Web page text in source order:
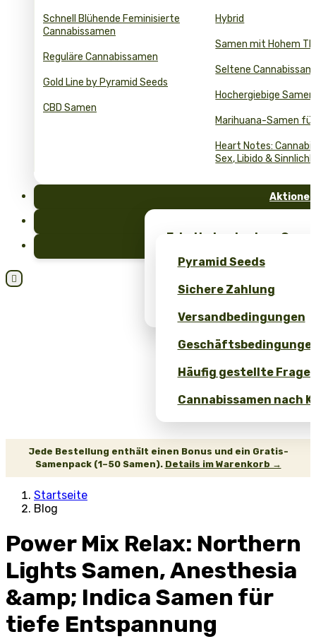
Schnell Blühende Feminisierte
Cannabissamen
Reguläre Cannabissamen
Gold Line by Pyramid Seeds
CBD Samen
Hybrid
Samen mit Hohem
Seltene
Hochergiebige Samen
Marihuana-Samen
Heart Notes:
Sex, Libido &
Aktionen
Erhalte kostenlose
Seeds!
Erhalten Sie 10 %
Pyramid Seeds
Sichere Zahlung
Versandbedingungen
Häufig gestellte Fragen
Cannabissamen nach

Jede Bestellung enthält einen Bonus und ein Gratis-
Samenpack (1–50 Samen). Details im Warenkorb →
Startseite
Blog
Power Mix Relax: Northern
Lights Samen, Anesthesia
&amp; Indica Samen für
tiefe Entspannung